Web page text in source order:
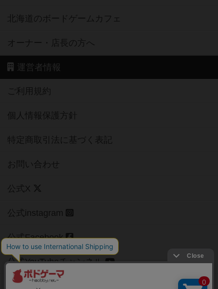
北海道のボードゲームカフェ
オーナー・店長の方へ
運営者情報
ご利用規約
個人情報保護方針
特定商取引法に基づく表記
お問い合わせ
公式X
公式instagram
公式Facebook
公式YouTubeチャンネル